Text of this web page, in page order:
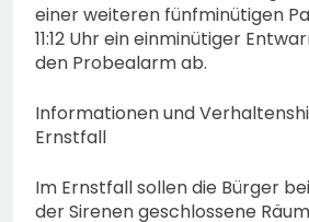
einer weiteren fünfminütigen
11:12 Uhr ein einminütiger
den Probealarm ab.
Informationen und
Ernstfall
Im Ernstfall sollen die Bürger
der Sirenen geschlossene